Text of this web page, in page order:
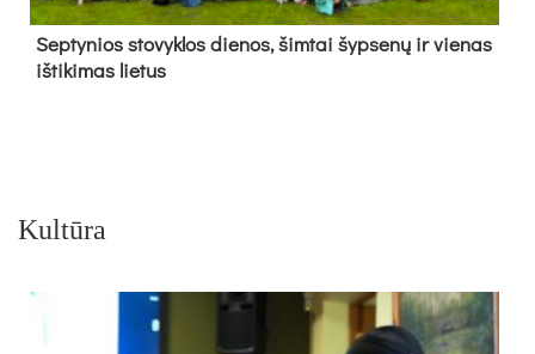
Sep­ty­nios sto­vyk­los die­nos, šim­tai šyp­se­nų ir vie­nas
iš­ti­ki­mas lie­tus
Kultūra